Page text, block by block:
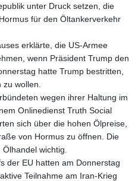
unter Druck setzen, die
für den Öltankerverkehr
erklärte, die US-Armee
wenn Präsident Trump den
hatte Trump bestritten,
wollen.
wegen ihrer Haltung im
Onlinedienst Truth Social
sich über die hohen Ölpreise,
von Hormus zu öffnen. Die
wichtig.
der EU hatten am Donnerstag
Teilnahme am Iran-Krieg